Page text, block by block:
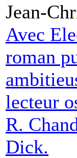
Jean-
Avec
roman
lecteur
R.
Dick.